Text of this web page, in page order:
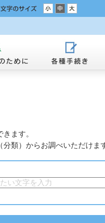
ます。
類）からお調べいただけま